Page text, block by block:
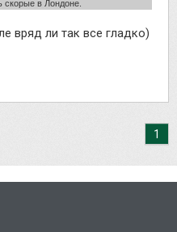
скорые в Лондоне.
вряд ли так все гладко)
1